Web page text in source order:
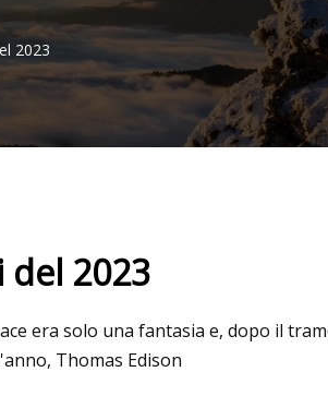
2023
2023
era solo una fantasia e, dopo il
Thomas Edison